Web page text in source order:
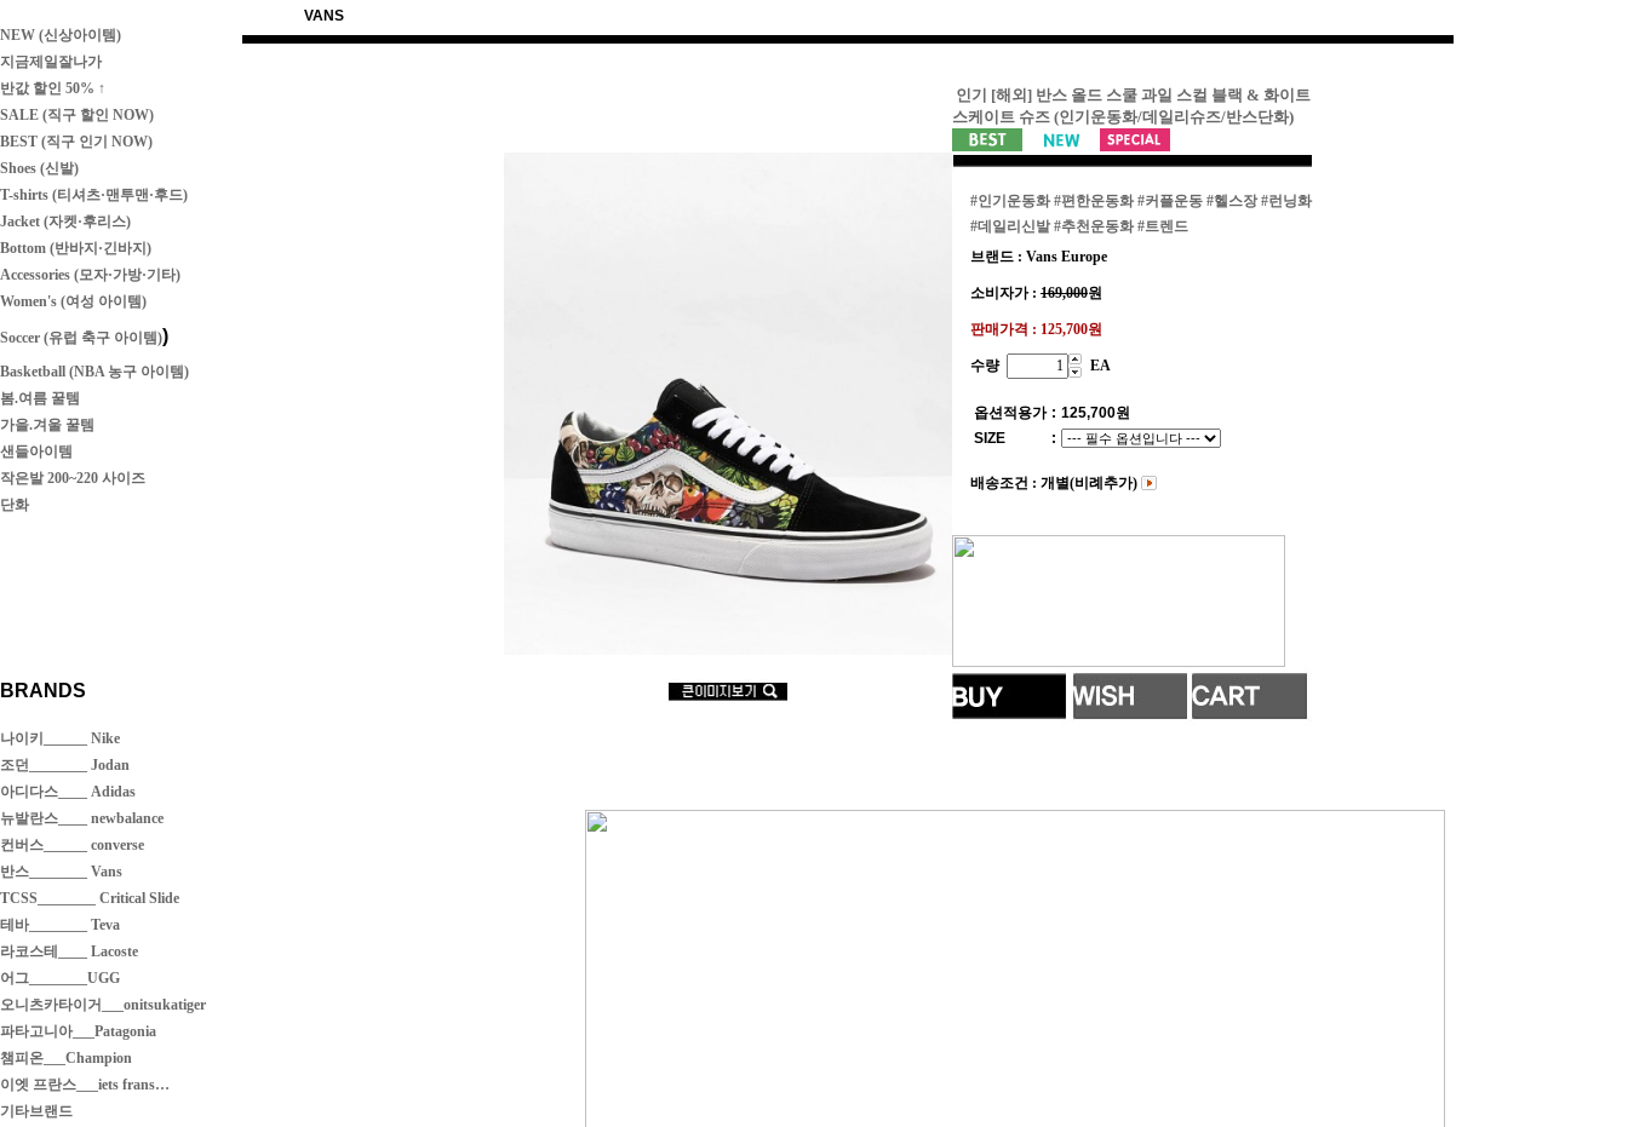
NEW (신상아이템)
지금제일잘나가
반값 할인 50% ↑
SALE (직구 할인 NOW)
BEST (직구 인기 NOW)
Shoes (신발)
T-shirts (티셔츠·맨투맨·후드)
Jacket (자켓·후리스)
Bottom (반바지·긴바지)
Accessories (모자·가방·기타)
Women's (여성 아이템)
Soccer (유럽 축구 아이템))
Basketball (NBA 농구 아이템)
봄.여름 꿀템
가을.겨울 꿀템
샌들아이템
작은발 200~220 사이즈
단화
BRANDS
나이키______ Nike
조던________ Jodan
아디다스____ Adidas
뉴발란스____ newbalance
컨버스______ converse
반스________ Vans
TCSS________ Critical Slide
테바________ Teva
라코스테____ Lacoste
어그________UGG
오니츠카타이거___onitsukatiger
파타고니아___Patagonia
챔피온___Champion
이엣 프란스___iets frans…
기타브랜드
VANS
인기 [해외] 반스 올드 스쿨 과일 스컬 블랙 & 화이트
스케이트 슈즈 (인기운동화/데일리슈즈/반스단화)
#인기운동화 #편한운동화 #커플운동 #헬스장 #런닝화
#데일리신발 #추천운동화 #트렌드
브랜드 : Vans Europe
소비자가 : 169,000원
판매가격 : 125,700원
수량 EA
옵션적용가 : 125,700원
SIZE
:
배송조건 : 개별(비례추가)